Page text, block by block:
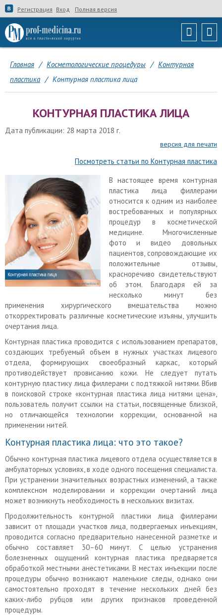
Регистрация Вход Полная версия
Главная / Косметологические процедуры / Контурная
пластика / Контурная пластика лица
КОНТУРНАЯ ПЛАСТИКА ЛИЦА
Дата публикации: 28 марта 2018 г.
версия для печати
Посмотреть статьи по Контурная пластика
В настоящее время контурная
пластика лица филлерами
относится к одним из наиболее
востребованных и популярных
процедур в косметической
медицине. Многочисленные
фото и видео довольных
пациентов, сопровождающие их
положительные отзывы,
красноречиво свидетельствуют
об этом. Благодаря ей за
несколько минут без
применения хирургического вмешательства можно
откорректировать различные косметические изъяны, улучшить
очертания лица.
Контурная пластика проводится с использованием препаратов,
создающих требуемый объем в нужных участках лицевого
отдела, формирующих своеобразный каркас, который
противодействует провисанию кожи. Не следует путать
контурную пластику лица филлерами с подтяжкой нитями. Вбив
в поисковой строке «контурная пластика лица нитями цена»,
пользователь получит ссылки на статьи, посвященные близкой,
но отличающейся технологии коррекции, основанной на
применении нитей.
Контурная пластика лица: что это такое?
Обычно контурная пластика лицевого отдела осуществляется в
амбулаторных условиях, в ходе одного посещения специалиста.
При устранении значительных возрастных изменений, а также
комплексном моделировании и коррекции очертаний лица
может возникнуть необходимость в нескольких визитах.
Продолжительность контурной пластики лица филлерами
зависит от площади участков лица, подвергаемых инъекциям,
проводится согласно предварительно нанесенной разметке и
обычно составляет 30–60 минут. С целью устранения
болезненных ощущений контурная пластика предваряется
обработкой местными анестетиками. В местах инъекции после
процедуры обычно возникают маленькие следы, однако они
самостоятельно проходят в течение нескольких дней без
каких-либо рубцов или других признаков проведенной
процедуры.